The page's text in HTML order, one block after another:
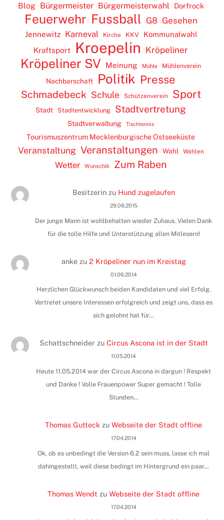
Blog Bürgermeister Bürgermeisterwahl Dorfrock
Feuerwehr Fussball G8 Gesehen
Jennewitz Karneval Kirche KKV
Kommunalwahl
Kraftsport
Kroepelin Kröpeliner
Kröpeliner SV Meinung Mühle Mühlenverein
Nachbarschaft Politik Presse
Schmadebeck Schule Schützenverein Sport
Stadt Stadtentwicklung Stadtvertretung
Stadtverwaltung Tischtennis
Tourismuszentrum Mecklenburgische Ostseeküste
Veranstaltung Veranstaltungen Wahl Wahlen
Wetter Wunschik Zum Raben
Besitzerinzu Hund zugelaufen
29.08.2015
Der junge Mann ist wohlbehalten wieder Zuhaus. Vielen Dank
für die tolle Hilfe und Unterstützung allen Mitlesern!
ankezu 2 Kröpeliner nun im Kreistag
01.06.2014
Herzlichen Glückwunsch beiden Kandidaten und viel Erfolg.
Vertretet unsere Interessen erfolgreich und zeigt uns, dass es
sich gelohnt hat für…
Schattschneider zu Circus Ascona ist in der Stadt
11.05.2014
Heute 11.05.2014 war der Circus Ascona in dargun ! Respekt
und Danke ! Volle Frauenpower Super gemacht ! Tolle
Stunden…
Thomas Gutteck zuWebseite der Stadt offline
17.04.2014
Ok, ob es unbedingt die Version 6.2 sein muss, lasse ich mal
dahingestellt, weil diese bedingt im Hintergrund ein paar…
Thomas Wendt zuWebseite der Stadt offline
17.04.2014